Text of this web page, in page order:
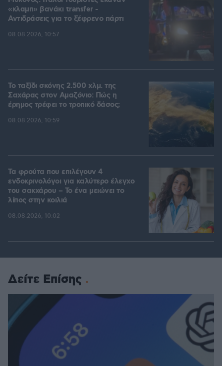
«κλαμπ» βανάκι transfer -
Αντιδράσεις για το ξέφρενο πάρτι
08.08.2026, 10:57
Το ταξίδι σκόνης 2.500 χλμ. της
Σαχάρας στον Αμαζόνιο: Πώς η
έρημος τρέφει το τροπικό δάσος;
08.08.2026, 10:59
Τα φρούτα που επιλέγουν 4
ενδοκρινολόγοι για καλύτερο έλεγχο
του σακχάρου – Το ένα μειώνει το
λίπος στην κοιλιά
08.08.2026, 10:02
Δείτε Επίσης